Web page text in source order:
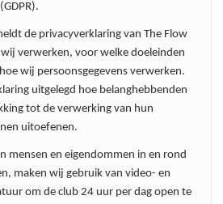
de privacyverklaring van The Flow
verwerken, voor welke doeleinden
wij persoonsgegevens verwerken.
uitgelegd hoe belanghebbenden
tot de verwerking van hun
uitoefenen.
mensen en eigendommen in en rond
maken wij gebruik van video- en
om de club 24 uur per dag open te